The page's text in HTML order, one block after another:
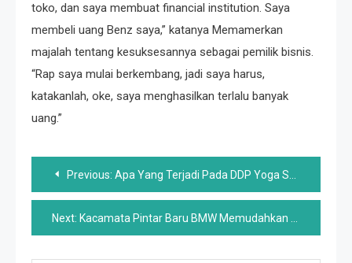
toko, dan saya membuat financial institution. Saya
membeli uang Benz saya,” katanya Memamerkan
majalah tentang kesuksesannya sebagai pemilik bisnis.
“Rap saya mulai berkembang, jadi saya harus,
katakanlah, oke, saya menghasilkan terlalu banyak
uang.”
Post
navigation
Previous: Apa Yang Terjadi Pada DDP Yoga Setelah Shark Tank? Semua Tentang Program Hari Ini
Next: Kacamata Pintar Baru BMW Memudahkan Pengendara Motor Tetap Fokus Di Jalan